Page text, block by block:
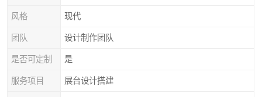
风格 现代
团队 设计制作团队
是否可定制 是
服务项目 展台设计搭建